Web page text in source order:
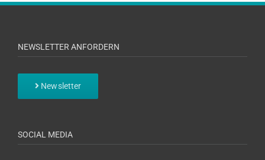
NEWSLETTER ANFORDERN
Newsletter
SOCIAL MEDIA